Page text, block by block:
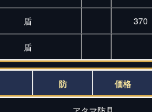
盾 370
盾
防 価格